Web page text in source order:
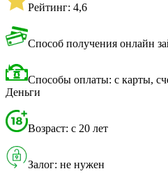
Рейтинг: 4,6
Способ получения онлайн
Способы оплаты: с карты,
Деньги
Возраст: с 20 лет
Залог: не нужен